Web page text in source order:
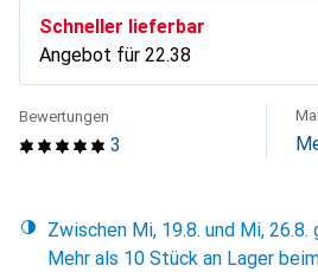
Schneller lieferbar
Angebot für CHF
22.38
3
Bewertungen
Zwischen Mi, 19.8. und Mi,
Mehr als 10 Stück an Lager